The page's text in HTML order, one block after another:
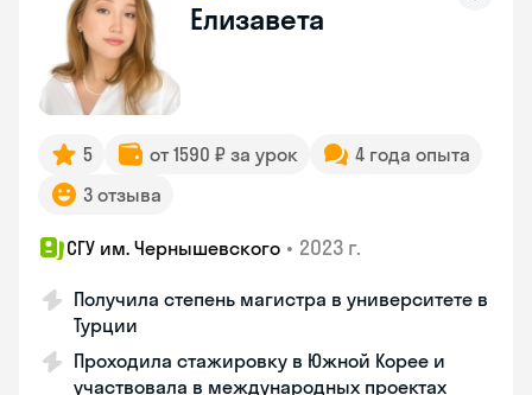
Елизавета
5 от 1590 ₽ за урок
4 года опыта
3 отзыва
СГУ им. Чернышевского • 2023 г.
Получила степень магистра в университете в
Турции
Проходила стажировку в Южной Корее и
участвовала в международных проектах